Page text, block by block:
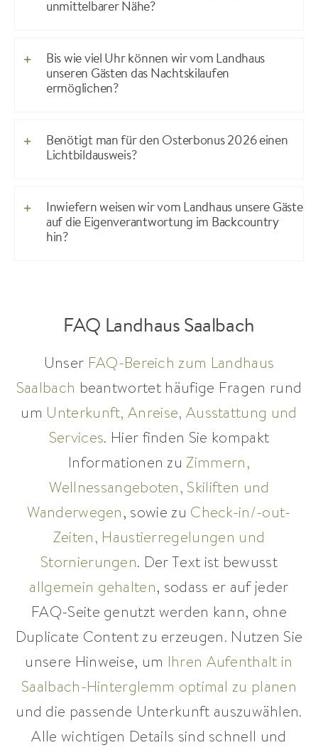
unmittelbarer Nähe?
Bis wie viel Uhr können wir vom Landhaus
unseren Gästen das Nachtskilaufen
ermöglichen?
Benötigt man für den Osterbonus 2026 einen
Lichtbildausweis?
Inwiefern weisen wir vom Landhaus unsere Gäste
auf die Eigenverantwortung im Backcountry
hin?
FAQ Landhaus Saalbach
Unser FAQ-Bereich zum Landhaus
Saalbach beantwortet häufige Fragen rund
um Unterkunft, Anreise, Ausstattung und
Services. Hier finden Sie kompakt
Informationen zuZimmern,
Wellnessangeboten, Skiliften und
Wanderwegen, sowie zu Check-in/-out-
Zeiten, Haustierregelungen und
Stornierungen. Der Text ist bewusst
allgemein gehalten, sodass er auf jeder
FAQ-Seite genutzt werden kann, ohne
Duplicate Content zu erzeugen. Nutzen Sie
unsere Hinweise, um Ihren Aufenthalt in
Saalbach-Hinterglemm optimal zu planen
und die passende Unterkunft auszuwählen.
Alle wichtigen Details sind schnell und